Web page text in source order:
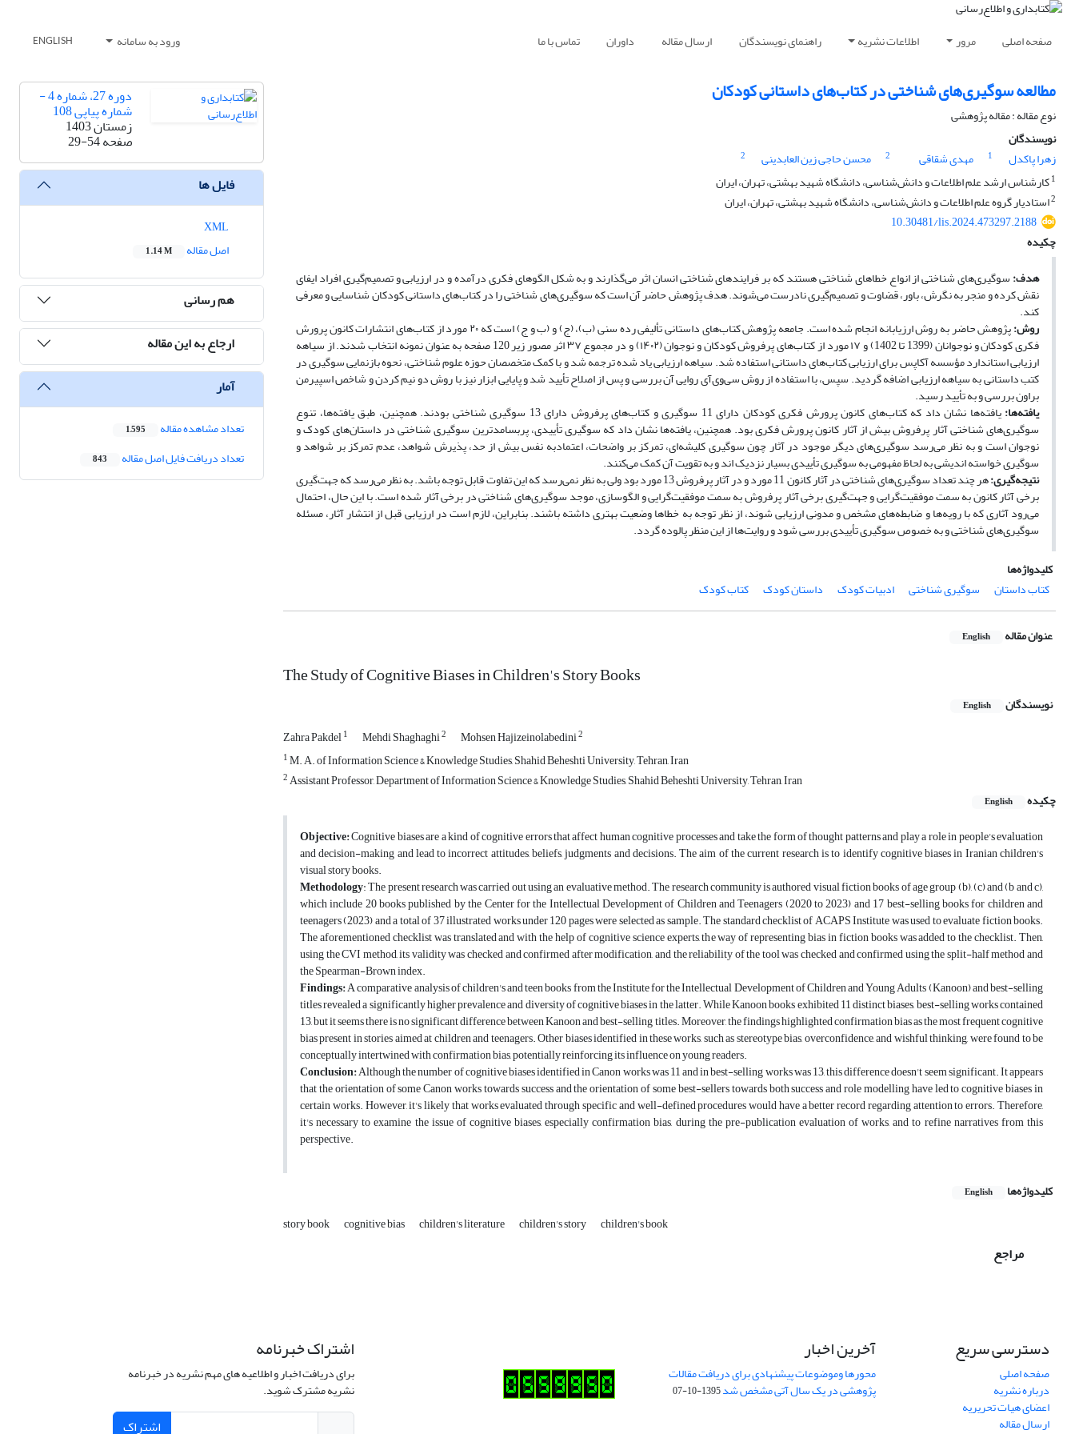
صفحه اصلی مرور اطلاعات نشریه راهنمای نویسندگان ارسال مقاله داوران تماس با ما ورود به سامانه ENGLISH
مطالعه سوگیری‌های شناختی در کتاب‌های داستانی کودکان
نوع مقاله : مقاله پژوهشی
نویسندگان
زهرا پاکدل
1 مهدی شقاقی 2 محسن حاجی زین العابدینی
2
1کارشناس ارشد علم اطلاعات و دانش‌شناسی، دانشگاه شهید بهشتی، تهران، ایران
2استادیار گروه علم اطلاعات و دانش‌شناسی، دانشگاه شهید بهشتی، تهران، ایران
10.30481/lis.2024.473297.2188
چکیده
هدف:سوگیری‌های شناختی از انواع خطاهای شناختی هستند که بر فرایندهای شناختی انسان اثر می‌گذارند و به شکل الگوهای فکری درآمده و در ارزیابی و تصمیم‌گیری افراد ایفای
نقش کرده و منجر به نگرش، باور، قضاوت و تصمیم‌گیری نادرست می‌شوند. هدف پژوهش حاضر آن است که سوگیری‌های شناختی را در کتاب‌های داستانی کودکان شناسایی و معرفی
کند.
روش: پژوهش حاضر به روش ارزیابانه انجام شده است. جامعه پژوهش کتاب‌های داستانی تألیفی رده سنی (ب)، (ج) و (ب و ج) است که ۲۰ مورد از کتاب‌های انتشارات کانون پرورش
فکری کودکان و نوجوانان (1399 تا 1402) و ۱۷ مورد از کتاب‌های پرفروش کودکان و نوجوان (۱۴۰۲) و در مجموع ۳۷ اثر مصور زیر 120 صفحه به عنوان نمونه انتخاب شدند. از سیاهه
ارزیابی استاندارد مؤسسه آکاپس برای ارزیابی کتاب‌ها‌‌ی داستانی استفاده شد. سیاهه ارزیابی یاد شده ترجمه شد و با کمک متخصصان حوزه علوم شناختی، نحوه بازنمایی سوگیری در
کتب داستانی به سیاهه ارزیابی اضافه گردید. سپس، با استفاده از روش سی‌وی‌آی روایی آن بررسی و پس از اصلاح تأیید شد و پایایی ابزار نیز با روش دو نیم کردن و شاخص اسپیرمن‏
براون بررسی و به تأیید رسید.
یافته‌ها:یافته‌ها نشان داد که کتاب‎‌های کانون پرورش فکری کودکان دارای 11 سوگیری و کتاب‌های پرفروش دارای 13 سوگیری شناختی بودند. همچنین، طبق یافته‎‌ها، تنوع
سوگیری‎‌های شناختی آثار پرفروش بیش از آثار کانون پرورش فکری بود. همچنین، یافته‎‌ها نشان داد که سوگیری تأییدی، پربسامدترین سوگیری شناختی در داستان‎‌های کودک و
نوجوان است و به نظر می‌‎رسد سوگیری‎‌های دیگر موجود در آثار چون سوگیری کلیشه‌ای، تمرکز بر واضحات، اعتمادبه ‎نفس بیش از حد، پذیرش شواهد، عدم تمرکز بر شواهد و
سوگیری خواسته‎ اندیشی به ‎لحاظ مفهومی به سوگیری تأییدی بسیار نزدیک ‎اند و به تقویت آن کمک می‎‌کنند.
نتیجه‌گیری: هر چند تعداد سوگیری‎‌های شناختی در آثار کانون 11 مورد و در آثار پرفروش 13 مورد بود ولی به نظر نمی‎‌‌رسد که این تفاوت قابل توجه باشد. به نظر می‎‌رسد که جهت‎‌گیری
برخی آثار کانون به سمت موفقیت‎‌گرایی و جهت‎‌گیری برخی آثار پرفروش به سمت موفقیت‎‌گرایی و الگوسازی، موجد سوگیری‎‌‌های شناختی در برخی آثار شده است. با این حال، احتمال
می‎‌رود آثاری که با رویه‌ها و ضابطه‎‌های مشخص و مدونی ارزیابی شوند، از نظر توجه به خطاها وضعیت بهتری داشته باشند. بنابراین، لازم است در ارزیابی قبل از انتشار آثار، مسئله
سوگیری‎‌های شناختی و به‎ خصوص سوگیری تأییدی بررسی شود و روایت‎‌ها از این منظر پالوده گردد.
کلیدواژه‌ها
کتاب‌ داستان
سوگیری شناختی ادبیات کودک داستان کودک کتاب کودک
عنوان مقاله English
The Study of Cognitive Biases in Children's Story Books
نویسندگان English
Zahra Pakdel1 Mehdi Shaghaghi2 Mohsen Hajizeinolabedini2
1M. A. of Information Science & Knowledge Studies, Shahid Beheshti University, Tehran, Iran
2Assistant Professor, Department of Information Science & Knowledge Studies, Shahid Beheshti University, Tehran, Iran
چکیده
English
Objective:Cognitive biases are a kind of cognitive errors that affect human cognitive processes and take the form of thought patterns and play a role in people's evaluation
and decision-making and lead to incorrect attitudes, beliefs, judgments and decisions. The aim of the current research is to identify cognitive biases in Iranian children's
visual story books.
Methodology: The present research was carried out using an evaluative method. The research community is authored visual fiction books of age group (b), (c) and (b and c),
which include 20 books published by the Center for the Intellectual Development of Children and Teenagers (2020 to 2023) and 17 best-selling books for children and
teenagers (2023) and a total of 37 illustrated works under 120 pages were selected as sample. The standard checklist of ACAPS Institute was used to evaluate fiction books.
The aforementioned checklist was translated and with the help of cognitive science experts, the way of representing bias in fiction books was added to the checklist. Then,
using the CVI method, its validity was checked and confirmed after modification, and the reliability of the tool was checked and confirmed using the split-half method and
the Spearman-Brown index.
Findings:A comparative analysis of children's and teen books from the Institute for the Intellectual Development of Children and Young Adults (Kanoon) and best-selling
titles revealed a significantly higher prevalence and diversity of cognitive biases in the latter. While Kanoon books exhibited 11 distinct biases, best-selling works contained
13, but it seems there is no significant difference between Kanoon and best-selling titles. Moreover, the findings highlighted confirmation bias as the most frequent cognitive
bias present in stories aimed at children and teenagers. Other biases identified in these works, such as stereotype bias, overconfidence, and wishful thinking, were found to be
conceptually intertwined with confirmation bias, potentially reinforcing its influence on young readers.
Conclusion:Although the number of cognitive biases identified in Canon works was 11 and in best-selling works was 13, this difference doesn't seem significant. It appears
that the orientation of some Canon works towards success and the orientation of some best-sellers towards both success and role modelling have led to cognitive biases in
certain works. However, it's likely that works evaluated through specific and well-defined procedures would have a better record regarding attention to errors. Therefore,
it's necessary to examine the issue of cognitive biases, especially confirmation bias, during the pre-publication evaluation of works, and to refine narratives from this
perspective.
کلیدواژه‌ها English
story book cognitive bias children's literature children's story children's book
مراجع
دوره 27، شماره 4 -
شماره پیاپی 108
زمستان 1403
صفحه29-54
فایل ها
اصل مقاله
1.14 M
هم رسانی
ارجاع به این مقاله
آمار
تعداد مشاهده مقاله 1,595
تعداد دریافت فایل اصل مقاله 843
دسترسی سریع
صفحه اصلی
درباره نشریه
اعضای هیات تحریریه
ارسال مقاله
آخرین اخبار
محورها وموضوعات پیشنهادی برای دریافت مقالات
پژوهشی در یک سال آتی مشخص شد1395-10-07
اشتراک خبرنامه
برای دریافت اخبار و اطلاعیه های مهم نشریه در خبرنامه
نشریه مشترک شوید.
اشتراک